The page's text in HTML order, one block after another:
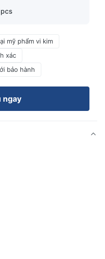
pcs
mỹ phẩm vi kim
xác
bảo hành
ngay